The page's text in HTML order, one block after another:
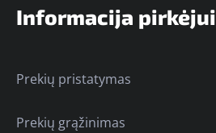
Informacija pirkėjui
Prekių pristatymas
Prekių grąžinimas